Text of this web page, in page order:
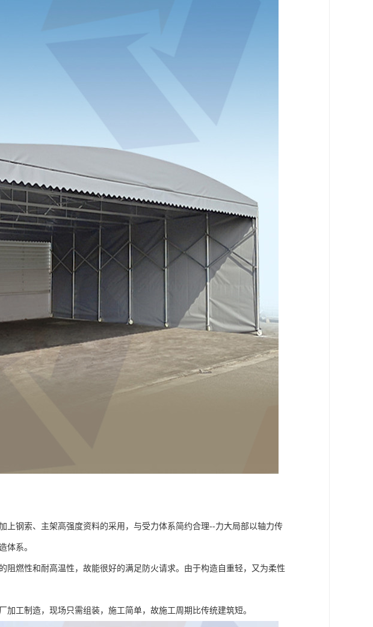
上钢索、主架高强度资料的采用，与受力体系简约合理--力大局部以轴力传
体系。
阻燃性和耐高温性，故能很好的满足防火请求。由于构造自重轻，又为柔性
工制造，现场只需组装，施工简单，故施工周期比传统建筑短。